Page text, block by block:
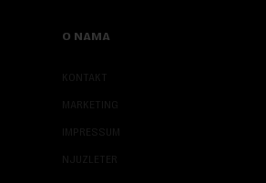
O NAMA
KONTAKT
MARKETING
IMPRESSUM
NJUZLETER